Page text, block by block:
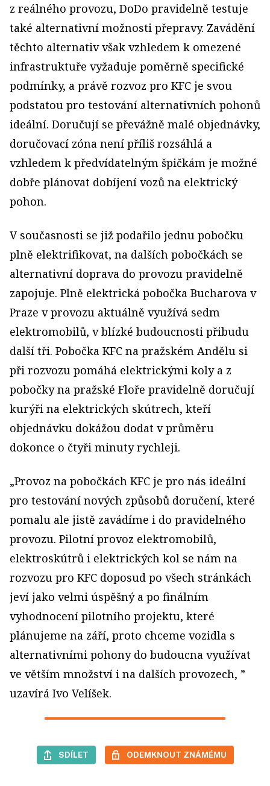
z reálného provozu, DoDo pravidelně testuje
také alternativní možnosti přepravy. Zavádění
těchto alternativ však vzhledem k omezené
infrastruktuře vyžaduje poměrně specifické
podmínky, a právě rozvoz pro KFC je svou
podstatou pro testování alternativních pohonů
ideální. Doručují se převážně malé objednávky,
doručovací zóna není příliš rozsáhlá a
vzhledem k předvídatelným špičkám je možné
dobře plánovat dobíjení vozů na elektrický
pohon.
V současnosti se již podařilo jednu pobočku
plně elektrifikovat, na dalších pobočkách se
alternativní doprava do provozu pravidelně
zapojuje. Plně elektrická pobočka Bucharova v
Praze v provozu aktuálně využívá sedm
elektromobilů, v blízké budoucnosti přibudu
další tři. Pobočka KFC na pražském Andělu si
při rozvozu pomáhá elektrickými koly a z
pobočky na pražské Floře pravidelně doručují
kurýři na elektrických skútrech, kteří
objednávku dokážou dodat v průměru
dokonce o čtyři minuty rychleji.
„Provoz na pobočkách KFC je pro nás ideální
pro testování nových způsobů doručení, které
pomalu ale jistě zavádíme i do pravidelného
provozu. Pilotní provoz elektromobilů,
elektroskútrů i elektrických kol se nám na
rozvozu pro KFC doposud po všech stránkách
jeví jako velmi úspěšný a po finálním
vyhodnocení pilotního projektu, které
plánujeme na září, proto chceme vozidla s
alternativními pohony do budoucna využívat
ve větším množství i na dalších provozech, ”
uzavírá Ivo Velíšek.
SDÍLET ODEMKNOUT ZNÁMÉMU